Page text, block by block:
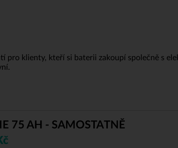
pro klienty, kteří si baterii zakoupí společně s
75 AH - SAMOSTATNĚ